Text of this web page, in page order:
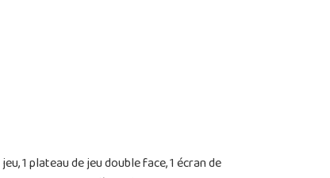
1 plateau de jeu double face, 1 écran de